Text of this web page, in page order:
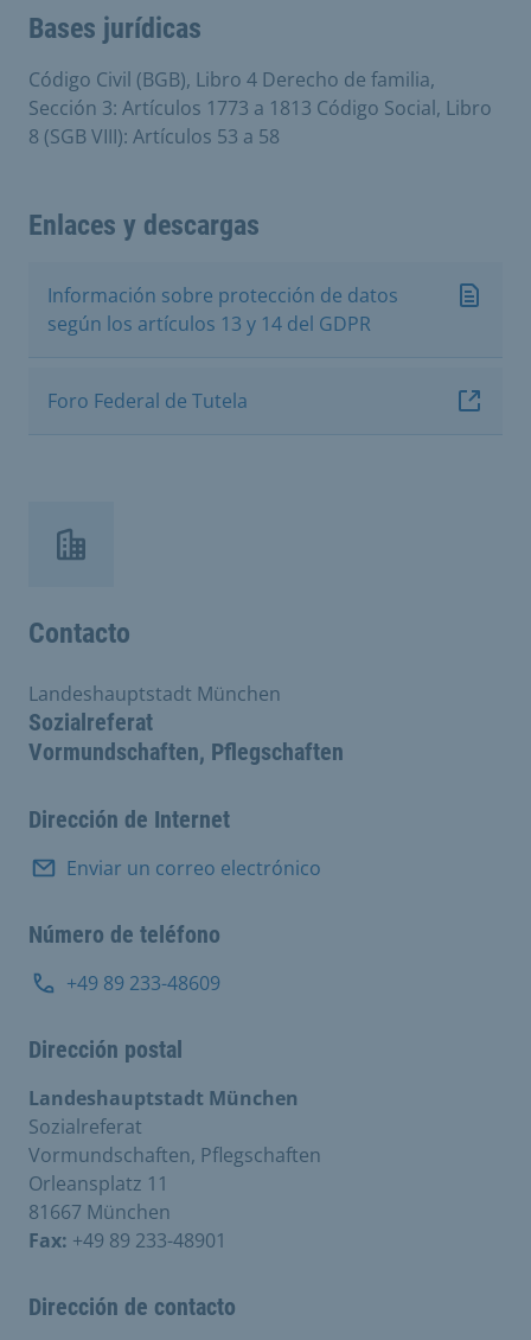
Bases jurídicas
Código Civil (BGB), Libro 4 Derecho de familia,
Sección 3: Artículos 1773 a 1813 Código Social, Libro
8 (SGB VIII): Artículos 53 a 58
Enlaces y descargas
Información sobre protección de datos
según los artículos 13 y 14 del GDPR
Foro Federal de Tutela
Contacto
Sozialreferat
Vormundschaften, Pflegschaften
Landeshauptstadt München
Dirección de Internet
Enviar un correo electrónico
Número de teléfono
+49 89 233-48609
Dirección postal
Landeshauptstadt München
Sozialreferat
Vormundschaften, Pflegschaften
Orleansplatz 11
81667 München
Fax: +49 89 233-48901
Dirección de contacto